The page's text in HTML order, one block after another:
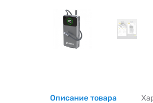
Описание товара